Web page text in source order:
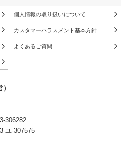
個人情報の取り扱いについて
カスタマーハラスメント基本方針
よくあるご質問
306282
ユ-307575